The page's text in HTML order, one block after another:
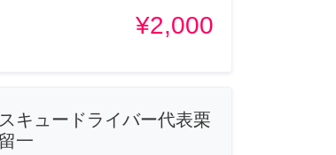
¥2,000
キュードライバー代表栗
一